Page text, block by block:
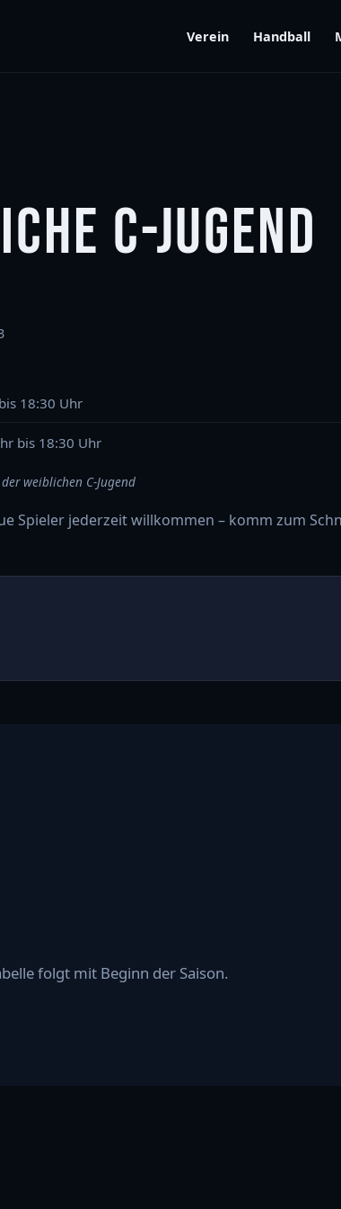
Verein Handball
C-JUGEND
18:30 Uhr
bis 18:30 Uhr
weiblichen C-Jugend
Spieler jederzeit willkommen – komm zum
folgt mit Beginn der Saison.